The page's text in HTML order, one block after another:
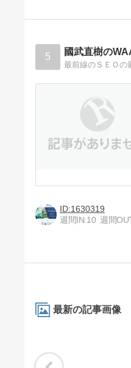
5 國武直樹の
最前線のＳＥＯの
1630319
週間IN:10 週間
最新の記事画像